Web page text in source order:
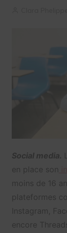
Social media.
en place son
moins de 16
plateformes
Instagram,
encore